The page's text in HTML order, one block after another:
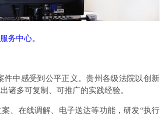
务中心。
中感受到公平正义。贵州各级法院以创新
诸多可复制、可推广的实践经验。
、在线调解、电子送达等功能，研发“执行